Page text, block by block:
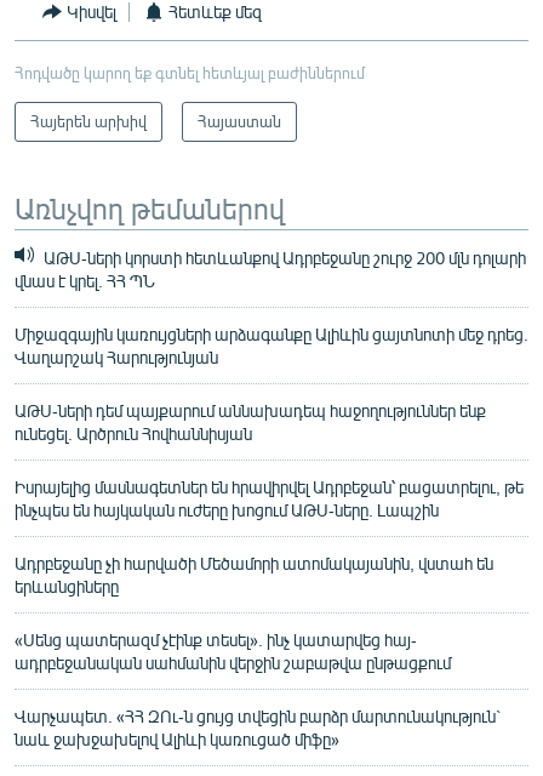
Կիսվել Հետևեք մեզ
Հոդվածը կարող եք գտնել հետևյալ բաժիններում
Հայերեն արխիվ Հայաստան
Առնչվող թեմաներով
ԱԹՍ-ների կորստի հետևանքով Ադրբեջանը շուրջ 200 մլն դոլարի
վնաս է կրել. ՀՀ ՊՆ
Միջազգային կառույցների արձագանքը Ալիևին ցայտնոտի մեջ դրեց.
Վաղարշակ Հարությունյան
ԱԹՍ-ների դեմ պայքարում աննախադեպ հաջողություններ ենք
ունեցել. Արծրուն Հովհաննիսյան
Իսրայելից մասնագետներ են հրավիրվել Ադրբեջան՝ բացատրելու, թե
ինչպես են հայկական ուժերը խոցում ԱԹՍ-ները. Լապշին
Ադրբեջանը չի հարվածի Մեծամորի ատոմակայանին, վստահ են
երևանցիները
«Սենց պատերազմ չէինք տեսել». ինչ կատարվեց հայ-
ադրբեջանական սահմանին վերջին շաբաթվա ընթացքում
Վարչապետ. «ՀՀ ԶՈւ-ն ցույց տվեցին բարձր մարտունակություն`
նաև ջախջախելով Ալիևի կառուցած միֆը»